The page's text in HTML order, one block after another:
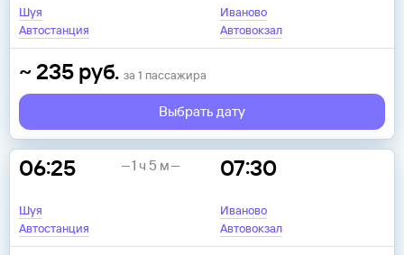
Шуя
Автостанция
Иваново
Автовокзал
~ 235 руб. за 1 пассажира
Выбрать дату
06:25
Шуя
Автостанция
07:30
Иваново
Автовокзал
1 ч 5 м